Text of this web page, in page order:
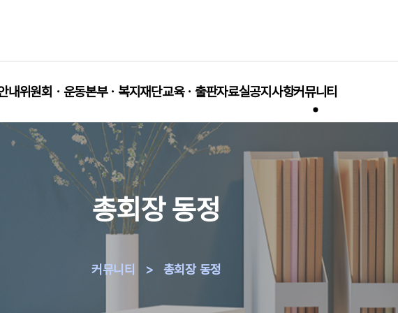
내위원회ㆍ운동본부ㆍ복지재단교육ㆍ출판자료실공지사항커뮤니티
총회장 동정
커뮤니티 > 총회장 동정